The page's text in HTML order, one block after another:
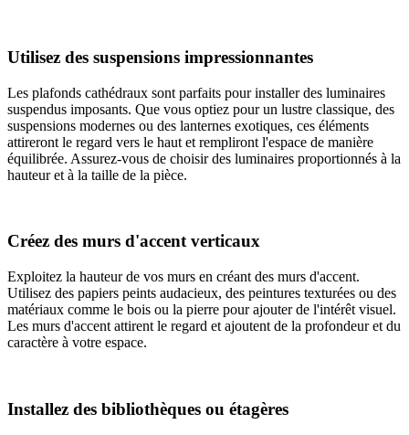
Utilisez des suspensions impressionnantes
Les plafonds cathédraux sont parfaits pour installer des luminaires
suspendus imposants. Que vous optiez pour un lustre classique, des
suspensions modernes ou des lanternes exotiques, ces éléments
attireront le regard vers le haut et rempliront l'espace de manière
équilibrée. Assurez-vous de choisir des luminaires proportionnés à la
hauteur et à la taille de la pièce.
Créez des murs d'accent verticaux
Exploitez la hauteur de vos murs en créant des murs d'accent.
Utilisez des papiers peints audacieux, des peintures texturées ou des
matériaux comme le bois ou la pierre pour ajouter de l'intérêt visuel.
Les murs d'accent attirent le regard et ajoutent de la profondeur et du
caractère à votre espace.
Installez des bibliothèques ou étagères